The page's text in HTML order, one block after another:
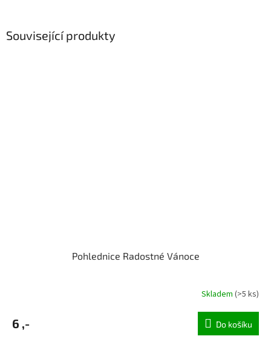
Související produkty
Pohlednice Radostné Vánoce
Skladem (>5 ks)
6 ,- Do košíku